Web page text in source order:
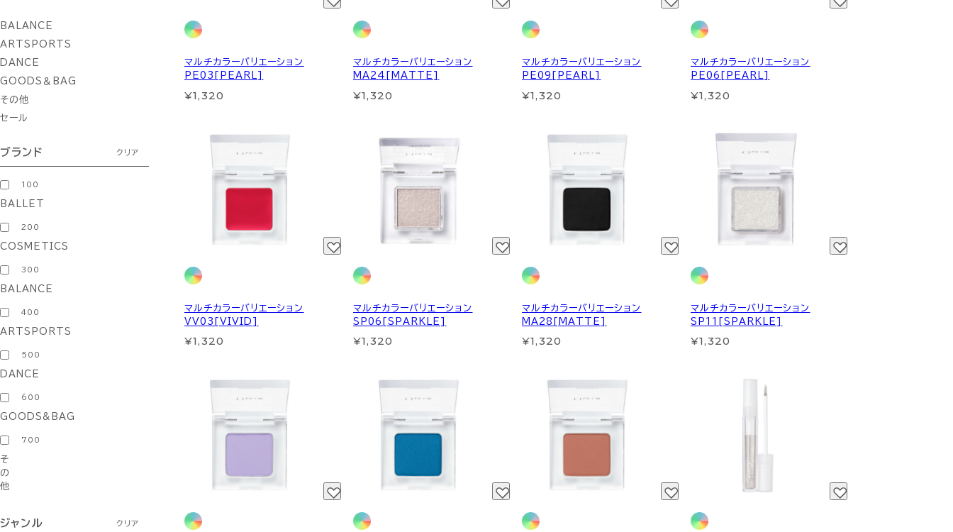
BALANCE
ARTSPORTS
DANCE
GOODS＆BAG
その他
セール
ブランド クリア
100
BALLET
200
COSMETICS
300
BALANCE
400
ARTSPORTS
500
DANCE
600
GOODS&BAG
700
そ
の
他
ジャンル クリア
マルチカラーバリエーション
PE03[PEARL]
¥1,320
マルチカラーバリエーション
MA24[MATTE]
¥1,320
マルチカラーバリエーション
PE09[PEARL]
¥1,320
マルチカラーバリエーション
PE06[PEARL]
¥1,320
マルチカラーバリエーション
VV03[VIVID]
¥1,320
マルチカラーバリエーション
SP06[SPARKLE]
¥1,320
マルチカラーバリエーション
MA28[MATTE]
¥1,320
マルチカラーバリエーション
SP11[SPARKLE]
¥1,320